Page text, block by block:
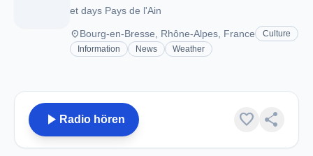
et days Pays de l'Ain
placeBourg-en-Bresse, Rhône-Alpes, France
Culture
Information
News Weather
play_arrow Radio hören favorite share